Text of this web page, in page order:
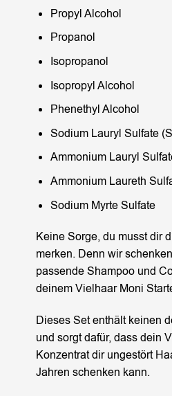
Propyl Alcohol
Propanol
Isopropanol
Isopropyl Alcohol
Phenethyl Alcohol
Sodium Lauryl Sulfate
Ammonium Lauryl
Ammonium Laureth
Sodium Myrte Sulfate
Keine Sorge, du musst dir
merken. Denn wir
passende Shampoo und
deinem Vielhaar Moni
Dieses Set enthält keinen
und sorgt dafür, dass dein
Konzentrat dir ungestört
Jahren schenken kann.